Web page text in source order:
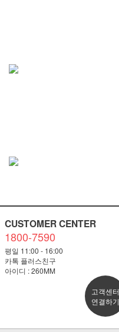
CUSTOMER CENTER
1800-7590
평일 11:00 - 16:00
카톡 플러스친구
아이디 : 260MM
고객센터
연결하기